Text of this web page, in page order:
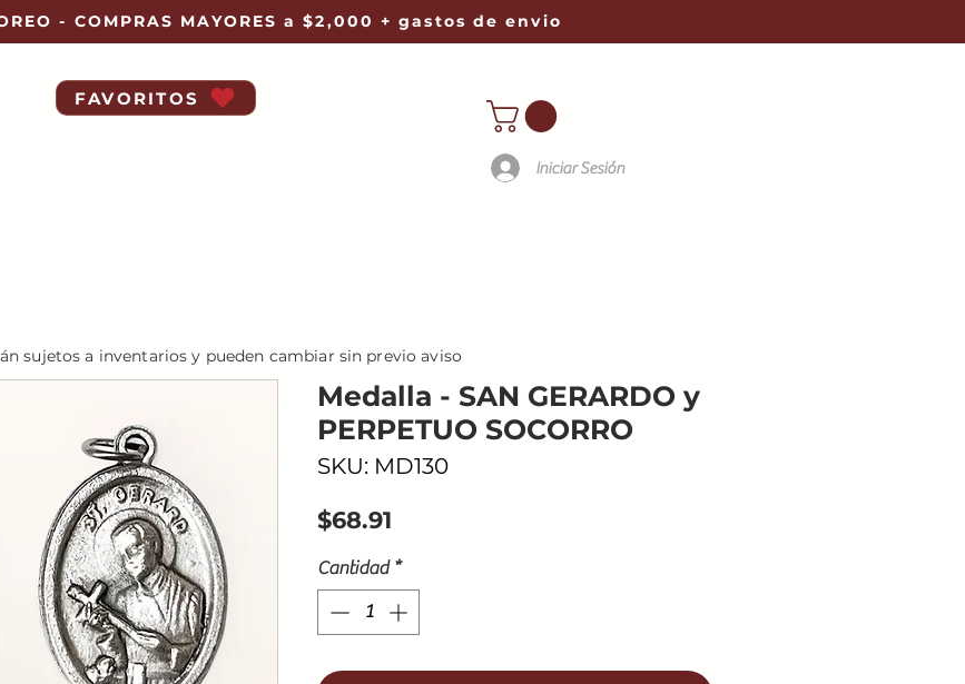
- COMPRAS MAYORES a $2,000 + gastos de envio
FAVORITOS
Iniciar Sesión
Medalla - SAN GERARDO y
PERPETUO SOCORRO
SKU: MD130
$68.91
Cantidad *
sujetos a inventarios y pueden cambiar sin previo aviso